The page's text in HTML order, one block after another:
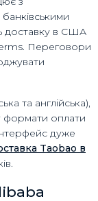
доставку в США
Переговори
та англійська),
формати оплати
дуже
Taobao в